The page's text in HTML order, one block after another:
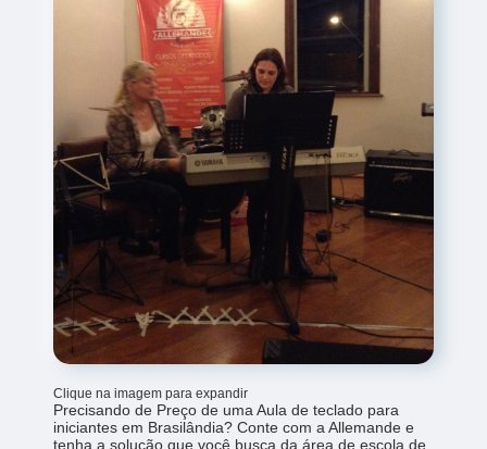
Clique na imagem para expandir
Precisando de Preço de uma Aula de teclado para
iniciantes em Brasilândia? Conte com a Allemande e
tenha a solução que você busca da área de escola de